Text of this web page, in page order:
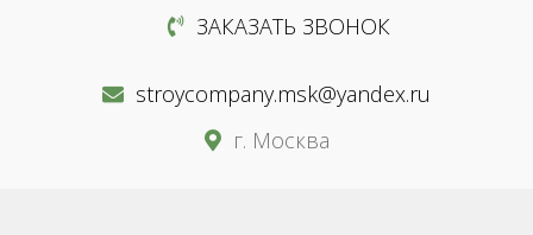
ЗАКАЗАТЬ ЗВОНОК
stroycompany.msk@yandex.ru
г. Москва